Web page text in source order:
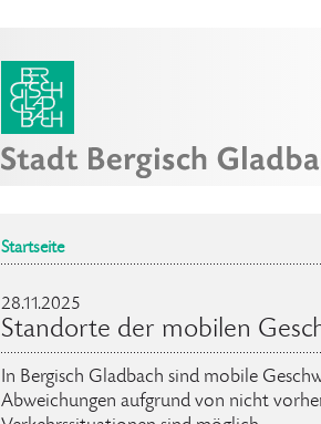
Startseite
28.11.2025
Standorte der mobilen
In Bergisch Gladbach sind mobile
Abweichungen aufgrund von nicht